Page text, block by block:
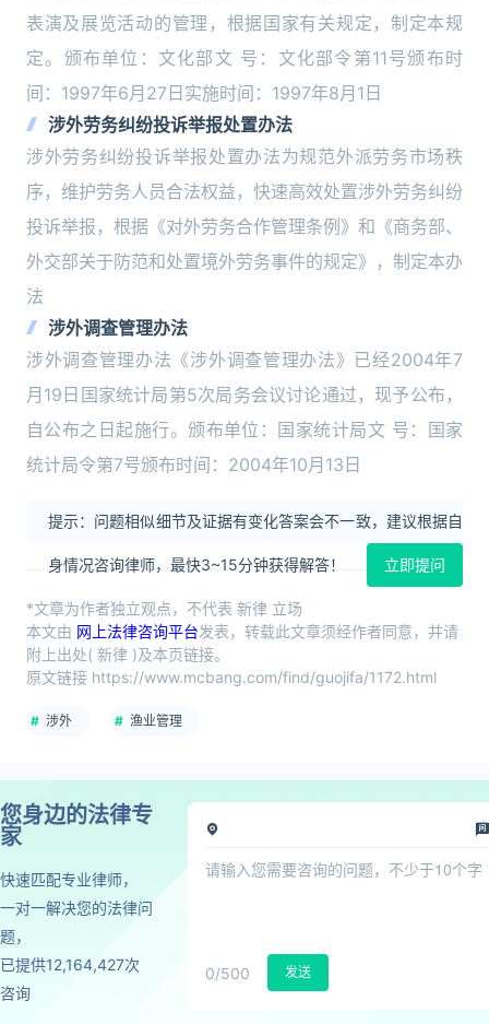
表演及展览活动的管理，根据国家有关规定，制定本规
定。颁布单位：文化部文 号：文化部令第11号颁布时
间：1997年6月27日实施时间：1997年8月1日
涉外劳务纠纷投诉举报处置办法
涉外劳务纠纷投诉举报处置办法为规范外派劳务市场秩
序，维护劳务人员合法权益，快速高效处置涉外劳务纠纷
投诉举报，根据《对外劳务合作管理条例》和《商务部、
外交部关于防范和处置境外劳务事件的规定》，制定本办
法
涉外调查管理办法
涉外调查管理办法《涉外调查管理办法》已经2004年7
月19日国家统计局第5次局务会议讨论通过，现予公布，
自公布之日起施行。颁布单位：国家统计局文 号：国家
统计局令第7号颁布时间：2004年10月13日
提示：问题相似细节及证据有变化答案会不一致，建议根据自
身情况咨询律师，最快3~15分钟获得解答！ 立即提问
*文章为作者独立观点，不代表 新律 立场
本文由 网上法律咨询平台发表，转载此文章须经作者同意，并请
附上出处( 新律 )及本页链接。
原文链接 https://www.mcbang.com/find/guojifa/1172.html
涉外 渔业管理
您身边的法律专
家
快速匹配专业律师，
一对一解决您的法律问
题，
已提供12,164,427次
咨询
0/500 发送